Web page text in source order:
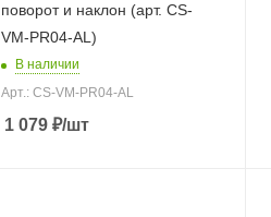
поворот и наклон (арт. CS-
VM-PR04-AL)
В наличии
Арт.: CS-VM-PR04-AL
1 079 ₽/шт